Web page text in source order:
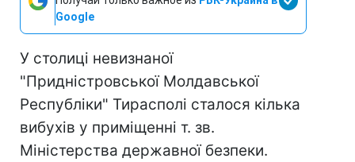
Google
У столиці невизнаної
"Придністровської Молдавської
Республіки" Тирасполі сталося кілька
вибухів у приміщенні т. зв.
Міністерства державної безпеки.